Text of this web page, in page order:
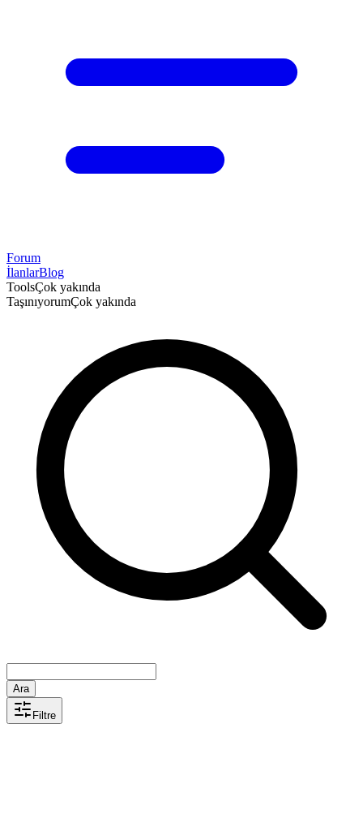
Forum
İlanlarBlog
ToolsÇok yakında
TaşınıyorumÇok yakında
Ara
Filtre